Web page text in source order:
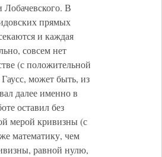
Лобачевского. В
прямых
и каждая
совсем нет
(с положительной
может быть, из
далее именно в
оставил без
мерой кривизны (с
математику, чем
равной нулю,